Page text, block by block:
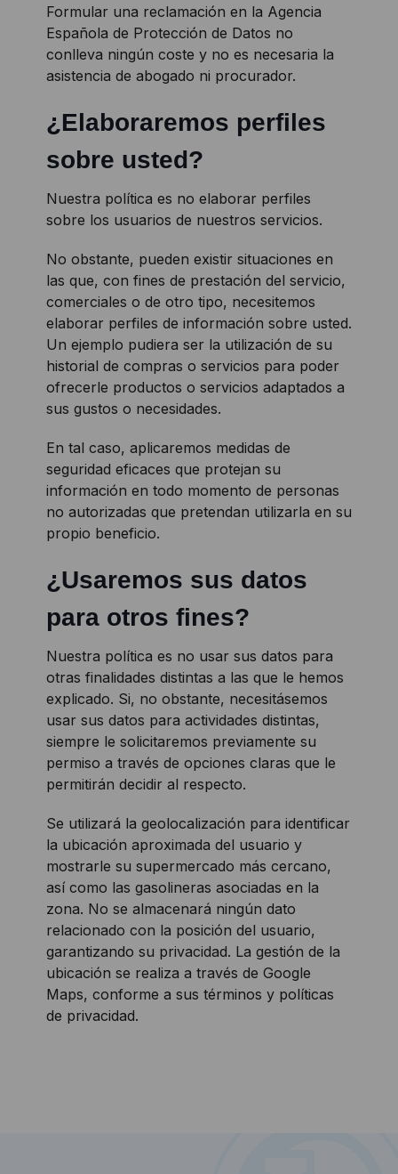
Formular una reclamación en la Agencia
Española de Protección de Datos no
conlleva ningún coste y no es necesaria la
asistencia de abogado ni procurador.
¿Elaboraremos perfiles
sobre usted?
Nuestra política es no elaborar perfiles
sobre los usuarios de nuestros servicios.
No obstante, pueden existir situaciones en
las que, con fines de prestación del servicio,
comerciales o de otro tipo, necesitemos
elaborar perfiles de información sobre usted.
Un ejemplo pudiera ser la utilización de su
historial de compras o servicios para poder
ofrecerle productos o servicios adaptados a
sus gustos o necesidades.
En tal caso, aplicaremos medidas de
seguridad eficaces que protejan su
información en todo momento de personas
no autorizadas que pretendan utilizarla en su
propio beneficio.
¿Usaremos sus datos
para otros fines?
Nuestra política es no usar sus datos para
otras finalidades distintas a las que le hemos
explicado. Si, no obstante, necesitásemos
usar sus datos para actividades distintas,
siempre le solicitaremos previamente su
permiso a través de opciones claras que le
permitirán decidir al respecto.
Se utilizará la geolocalización para identificar
la ubicación aproximada del usuario y
mostrarle su supermercado más cercano,
así como las gasolineras asociadas en la
zona. No se almacenará ningún dato
relacionado con la posición del usuario,
garantizando su privacidad. La gestión de la
ubicación se realiza a través de Google
Maps, conforme a sus términos y políticas
de privacidad.